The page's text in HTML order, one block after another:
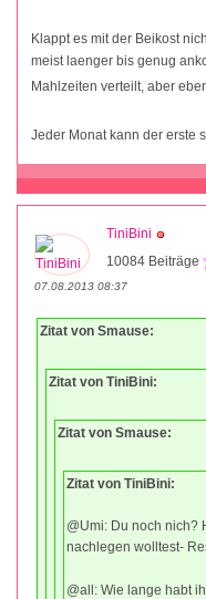
Klappt es mit der Beikost
meist laenger bis genug
Mahlzeiten verteilt, aber
Jeder Monat kann der erste
TiniBini
10084 Beiträge
07.08.2013 08:37
Zitat von Smause:
Zitat von TiniBini:
Zitat von Smause:
Zitat von TiniBini:
@Umi: Du noch nich?
nachlegen wolltest-
@all: Wie lange habt